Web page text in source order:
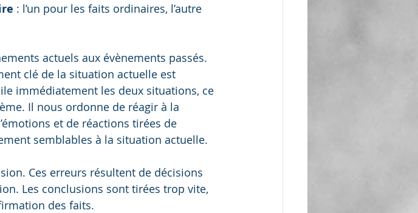
: l’un pour les faits ordinaires, l’autre
actuels aux évènements passés.
clé de la situation actuelle est
immédiatement les deux situations, ce
Il nous ordonne de réagir à la
et de réactions tirées de
semblables à la situation actuelle.
Ces erreurs résultent de décisions
Les conclusions sont tirées trop vite,
des faits.